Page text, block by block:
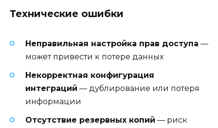
Технические ошибки
Неправильная настройка прав доступа —
может привести к потере данных
Некорректная конфигурация
интеграций — дублирование или потеря
информации
Отсутствие резервных копий — риск